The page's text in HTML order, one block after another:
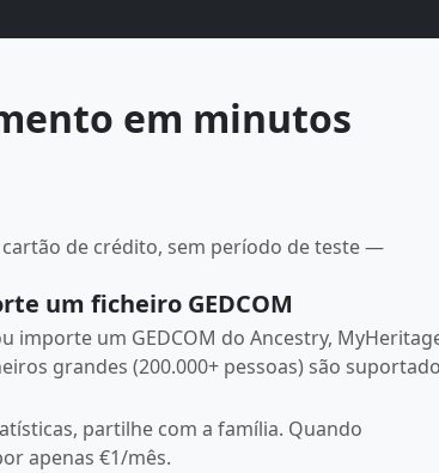
em minutos
cartão de crédito, sem período de teste —
um ficheiro GEDCOM
importe um GEDCOM do Ancestry,
grandes (200.000+ pessoas) são
partilhe com a família. Quando
apenas €1/mês.